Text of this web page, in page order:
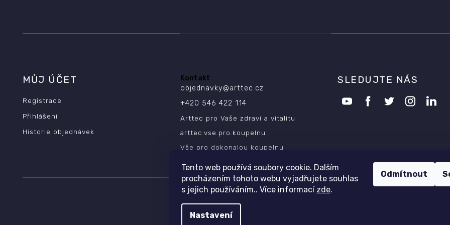
Tento web používá soubory cookie. Dalším
procházením tohoto webu vyjadřujete souhlas
s jejich používáním.. Více informací zde.
Nastavení
Odmítnout
MŮJ ÚČET
Registrace
Přihlášení
Historie objednávek
Kontakt
objednavky@arttec.cz
+420 546 422 114
Arttec pro Vaše zdraví a vitalitu
arttec.vse.pro.koupelnu
Vše pro dokonalou koupelnu
SLEDUJTE NÁS